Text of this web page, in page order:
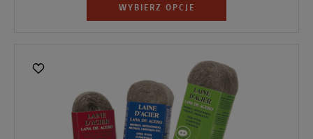
WYBIERZ OPCJE